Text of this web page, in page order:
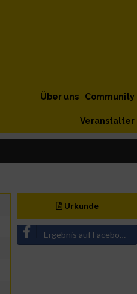
Community
Über uns
Veranstalter
Urkunde
Ergebnis auf Facebook teilen